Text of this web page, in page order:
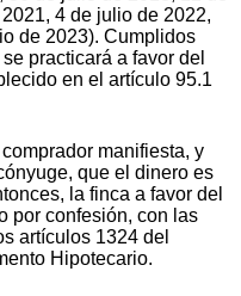
4 de julio de 2022,
de 2023). Cumplidos
practicará a favor del
en el artículo 95.1
manifiesta, y
que el dinero es
la finca a favor del
por confesión, con las
artículos 1324 del
Hipotecario.